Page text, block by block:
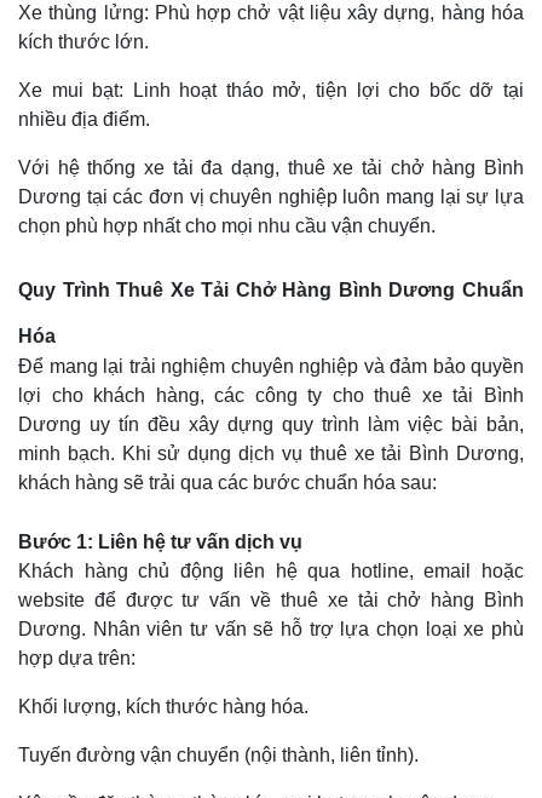
Xe thùng lửng: Phù hợp chở vật liệu xây dựng, hàng hóa
kích thước lớn.
Xe mui bạt: Linh hoạt tháo mở, tiện lợi cho bốc dỡ tại
nhiều địa điểm.
Với hệ thống xe tải đa dạng, thuê xe tải chở hàng Bình
Dương tại các đơn vị chuyên nghiệp luôn mang lại sự lựa
chọn phù hợp nhất cho mọi nhu cầu vận chuyển.
Quy Trình Thuê Xe Tải Chở Hàng Bình Dương Chuẩn
Hóa
Để mang lại trải nghiệm chuyên nghiệp và đảm bảo quyền
lợi cho khách hàng, các công ty cho thuê xe tải Bình
Dương uy tín đều xây dựng quy trình làm việc bài bản,
minh bạch. Khi sử dụng dịch vụ thuê xe tải Bình Dương,
khách hàng sẽ trải qua các bước chuẩn hóa sau:
Bước 1: Liên hệ tư vấn dịch vụ
Khách hàng chủ động liên hệ qua hotline, email hoặc
website để được tư vấn về thuê xe tải chở hàng Bình
Dương. Nhân viên tư vấn sẽ hỗ trợ lựa chọn loại xe phù
hợp dựa trên:
Khối lượng, kích thước hàng hóa.
Tuyến đường vận chuyển (nội thành, liên tỉnh).